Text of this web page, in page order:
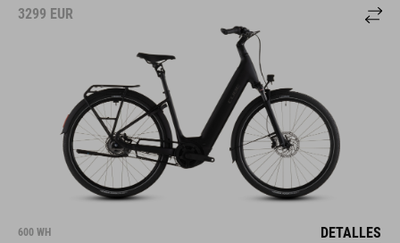
3299 EUR
600 WH DETALLES